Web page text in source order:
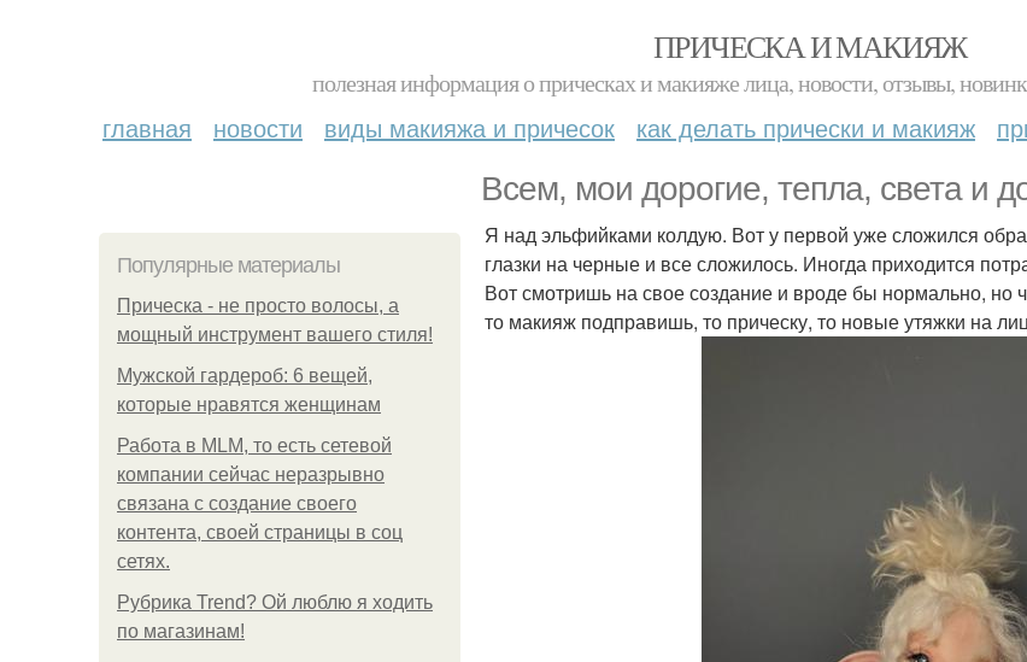
ПРИЧЕСКА И МАКИЯЖ
полезная информация о прическах и макияже лица, новости, отзывы,
главная новости виды макияжа и причесок как делать прически и макияж
Всем, мои дорогие, тепла, света и
Популярные материалы
Прическа - не просто волосы, а
мощный инструмент вашего стиля!
Мужской гардероб: 6 вещей,
которые нравятся женщинам
Работа в MLM, то есть сетевой
компании сейчас неразрывно
связана с создание своего
контента, своей страницы в соц
сетях.
Рубрика Trend? Ой люблю я ходить
по магазинам!
Я над эльфийками колдую. Вот у первой уже сложился
глазки на черные и все сложилось. Иногда приходится
Вот смотришь на свое создание и вроде бы нормально, но
то макияж подправишь, то прическу, то новые утяжки на